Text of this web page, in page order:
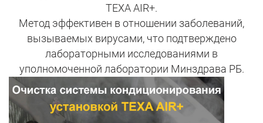
TEXA AIR+.
Метод эффективен в отношении заболеваний,
вызываемых вирусами, что подтверждено
лабораторными исследованиями в
уполномоченной лаборатории Минздрава РБ.